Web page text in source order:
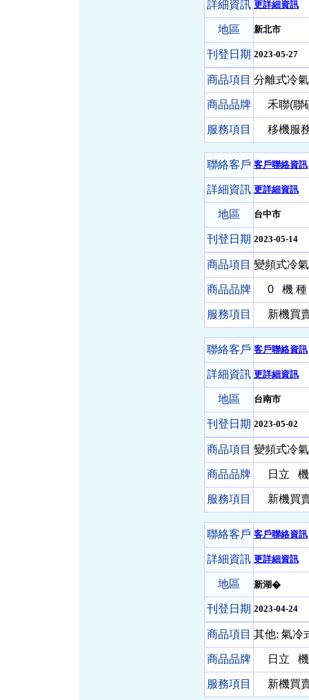
詳細資訊 更詳細資訊
地區 新北市
刊登日期 2023-05-27
商品項目 分離式冷
商品品牌 禾聯(聯
服務項目 移機服
聯絡客戶 客戶聯絡資訊
詳細資訊 更詳細資訊
地區 台中市
刊登日期 2023-05-14
商品項目 變頻式冷
商品品牌 0 機
服務項目 新機買
聯絡客戶 客戶聯絡資訊
詳細資訊 更詳細資訊
地區 台南市
刊登日期 2023-05-02
商品項目 變頻式冷
商品品牌 日立
服務項目 新機買
聯絡客戶 客戶聯絡資訊
詳細資訊 更詳細資訊
地區 新湖�
刊登日期 2023-04-24
商品項目 其他: 氣冷
商品品牌 日立
服務項目 新機買賣